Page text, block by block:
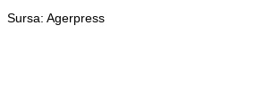
Sursa: Agerpress